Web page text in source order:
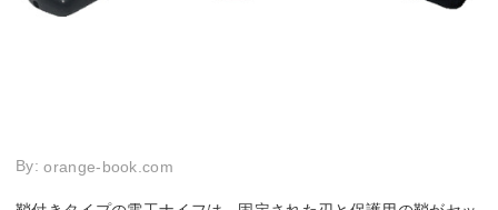
By:orange-book.com